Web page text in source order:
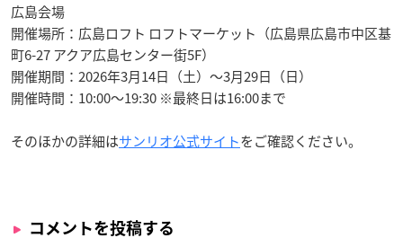
広島会場
開催場所：広島ロフト ロフトマーケット（広島県広島市中区基
町6-27 アクア広島センター街5F）
開催期間：2026年3月14日（土）〜3月29日（日）
開催時間：10:00〜19:30 ※最終日は16:00まで
そのほかの詳細はサンリオ公式サイトをご確認ください。
コメントを投稿する